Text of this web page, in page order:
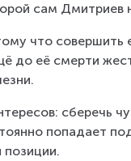
сам Дмитриев
что совершить
до её смерти
сберечь
попадает
позиции.